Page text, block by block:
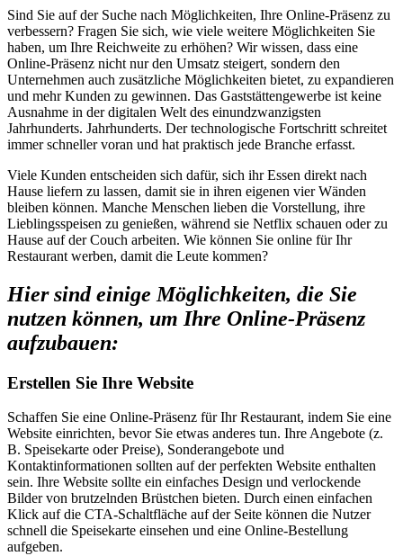
Sind Sie auf der Suche nach Möglichkeiten, Ihre Online-Präsenz zu
verbessern? Fragen Sie sich, wie viele weitere Möglichkeiten Sie
haben, um Ihre Reichweite zu erhöhen? Wir wissen, dass eine
Online-Präsenz nicht nur den Umsatz steigert, sondern den
Unternehmen auch zusätzliche Möglichkeiten bietet, zu expandieren
und mehr Kunden zu gewinnen. Das Gaststättengewerbe ist keine
Ausnahme in der digitalen Welt des einundzwanzigsten
Jahrhunderts. Jahrhunderts. Der technologische Fortschritt schreitet
immer schneller voran und hat praktisch jede Branche erfasst.
Viele Kunden entscheiden sich dafür, sich ihr Essen direkt nach
Hause liefern zu lassen, damit sie in ihren eigenen vier Wänden
bleiben können. Manche Menschen lieben die Vorstellung, ihre
Lieblingsspeisen zu genießen, während sie Netflix schauen oder zu
Hause auf der Couch arbeiten. Wie können Sie online für Ihr
Restaurant werben, damit die Leute kommen?
Hier sind einige Möglichkeiten, die Sie
nutzen können, um Ihre Online-Präsenz
aufzubauen:
Erstellen Sie Ihre Website
Schaffen Sie eine Online-Präsenz für Ihr Restaurant, indem Sie eine
Website einrichten, bevor Sie etwas anderes tun. Ihre Angebote (z.
B. Speisekarte oder Preise), Sonderangebote und
Kontaktinformationen sollten auf der perfekten Website enthalten
sein. Ihre Website sollte ein einfaches Design und verlockende
Bilder von brutzelnden Brüstchen bieten. Durch einen einfachen
Klick auf die CTA-Schaltfläche auf der Seite können die Nutzer
schnell die Speisekarte einsehen und eine Online-Bestellung
aufgeben.